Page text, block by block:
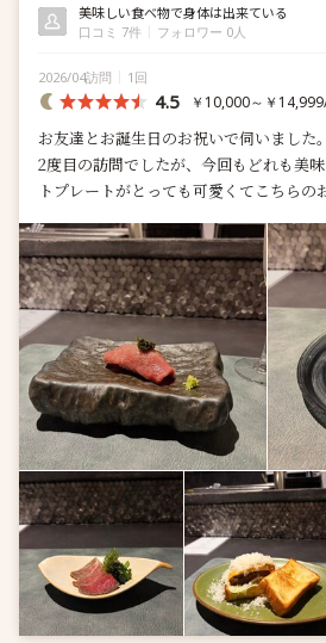
美味しい食べ物で身体は出来ている
口コミ 7件 フォロワー 0人
2026/04訪問 1回
4.5 ￥10,000～￥
お友達とお誕生日のお祝いで伺いました。
2度目の訪問でしたが、今回もどれも美
トプレートがとっても可愛くてこちらの